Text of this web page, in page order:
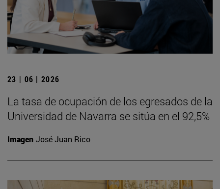
23 | 06 | 2026
La tasa de ocupación de los egresados de la
Universidad de Navarra se sitúa en el 92,5%
Imagen José Juan Rico